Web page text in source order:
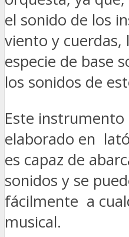
el sonido de los
viento y cuerdas,
especie de base
los sonidos de
Este instrumento
elaborado en
es capaz de
sonidos y se
fácilmente a
musical.